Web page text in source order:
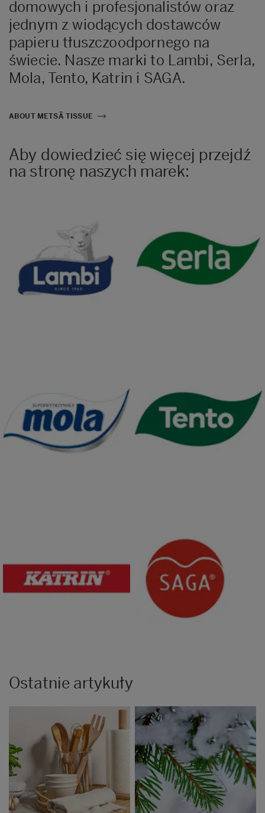
domowych i profesjonalistów oraz
jednym z wiodących dostawców
papieru tłuszczoodpornego na
świecie. Nasze marki to Lambi, Serla,
Mola, Tento, Katrin i SAGA.
ABOUT METSÄ TISSUE
Aby dowiedzieć się więcej przejdź
na stronę naszych marek:
Ostatnie artykuły